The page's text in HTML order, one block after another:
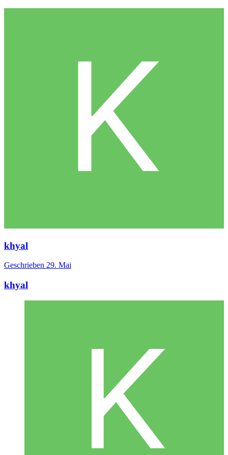
khyal
Geschrieben 29. Mai
khyal